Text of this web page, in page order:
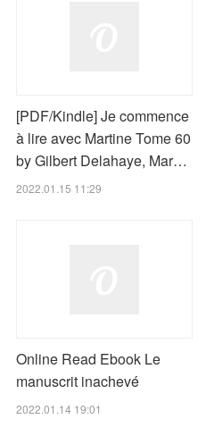
[PDF/Kindle] Je commence
à lire avec Martine Tome 60
by Gilbert Delahaye, Mar…
2022.01.15 11:29
Online Read Ebook Le
manuscrit inachevé
2022.01.14 19:01